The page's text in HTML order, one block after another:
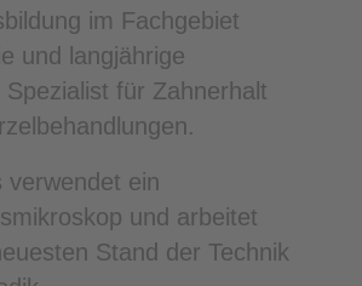
im Fachgebiet
und langjährige
Spezialist für Zahnerhalt
verwendet ein
und arbeitet
Stand der Technik